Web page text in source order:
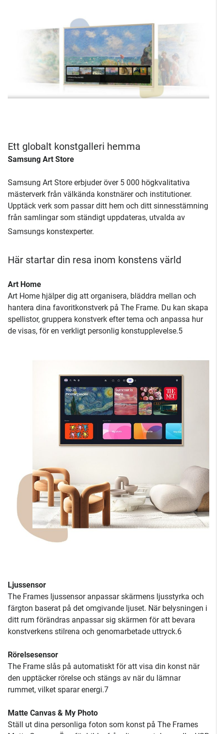
Ett globalt konstgalleri hemma
Samsung Art Store
Samsung Art Store erbjuder över 5 000 högkvalitativa
mästerverk från välkända konstnärer och institutioner.
Upptäck verk som passar ditt hem och ditt sinnesstämning
från samlingar som ständigt uppdateras, utvalda av
Samsungs konstexperter.
Här startar din resa inom konstens värld
Art Home
Art Home hjälper dig att organisera, bläddra mellan och
hantera dina favoritkonstverk på The Frame. Du kan skapa
spellistor, gruppera konstverk efter tema och anpassa hur
de visas, för en verkligt personlig konstupplevelse.5
Ljussensor
The Frames ljussensor anpassar skärmens ljusstyrka och
färgton baserat på det omgivande ljuset. När belysningen i
ditt rum förändras anpassar sig skärmen för att bevara
konstverkens stilrena och genomarbetade uttryck.6
Rörelsesensor
The Frame slås på automatiskt för att visa din konst när
den upptäcker rörelse och stängs av när du lämnar
rummet, vilket sparar energi.7
Matte Canvas & My Photo
Ställ ut dina personliga foton som konst på The Frames